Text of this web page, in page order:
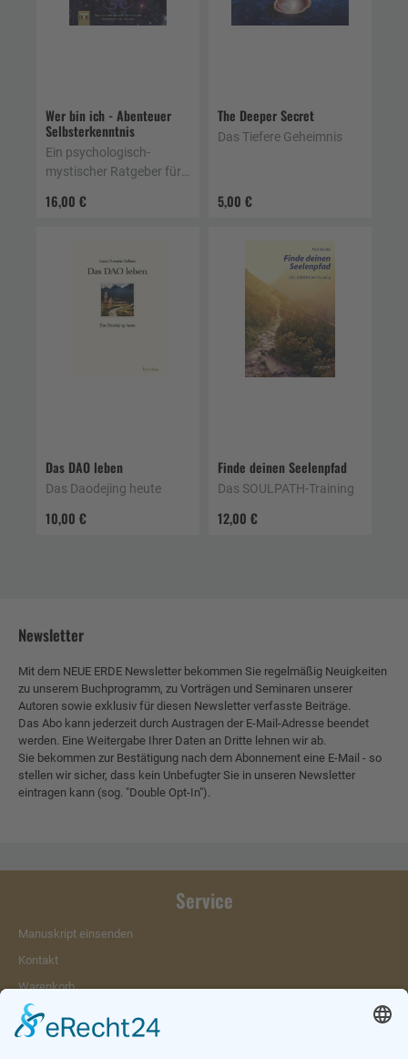
Wer bin ich - Abenteuer
Selbsterkenntnis
16,00 €
Ein psychologisch-
mystischer Ratgeber für
The Deeper Secret
5,00 €
Das Tiefere Geheimnis
Das DAO leben
10,00 €
Das Daodejing heute
Finde deinen Seelenpfad
12,00 €
Das SOULPATH-Training
Newsletter
Mit dem NEUE ERDE Newsletter bekommen Sie regelmäßig Neuigkeiten
zu unserem Buchprogramm, zu Vorträgen und Seminaren unserer
Autoren sowie exklusiv für diesen Newsletter verfasste Beiträge.
Das Abo kann jederzeit durch Austragen der E-Mail-Adresse beendet
werden. Eine Weitergabe Ihrer Daten an Dritte lehnen wir ab.
Sie bekommen zur Bestätigung nach dem Abonnement eine E-Mail - so
stellen wir sicher, dass kein Unbefugter Sie in unseren Newsletter
eintragen kann (sog. "Double Opt-In").
Service
Manuskript einsenden
Kontakt
Warenkorb
Konto
Merkzettel